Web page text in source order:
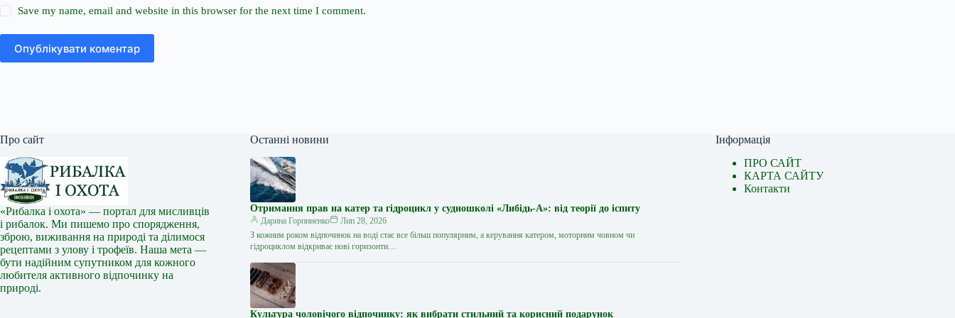
Save my name, email and website in this browser for the next time I comment.
Опублікувати коментар
Про сайт
«Рибалка і охота» — портал для мисливців
і рибалок. Ми пишемо про спорядження,
зброю, виживання на природі та ділимося
рецептами з улову і трофеїв. Наша мета —
бути надійним супутником для кожного
любителя активного відпочинку на
природі.
Останні новини
Отримання прав на катер та гідроцикл у судношколі «Либідь-А»: від теорії до іспиту
Дарина Горпиненко
Лип 28, 2026
З кожним роком відпочинок на воді стає все більш популярним, а керування катером, моторним човном чи
гідроциклом відкриває нові горизонти…
Культура чоловічого відпочинку: як вибрати стильний та корисний подарунок
Інформація
ПРО САЙТ
КАРТА САЙТУ
Контакти